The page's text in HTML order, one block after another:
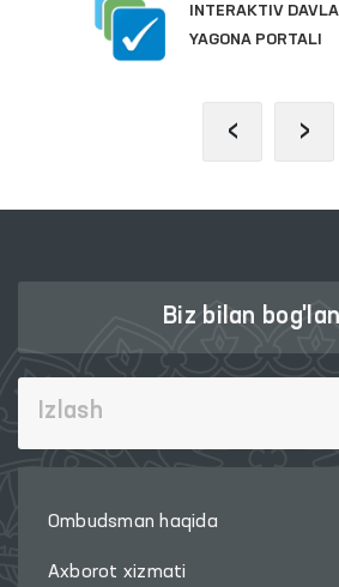
INTERAKTIV
YAGONA PORTALI
‹ ›
Biz bilan
Ombudsman haqida
Axborot xizmati